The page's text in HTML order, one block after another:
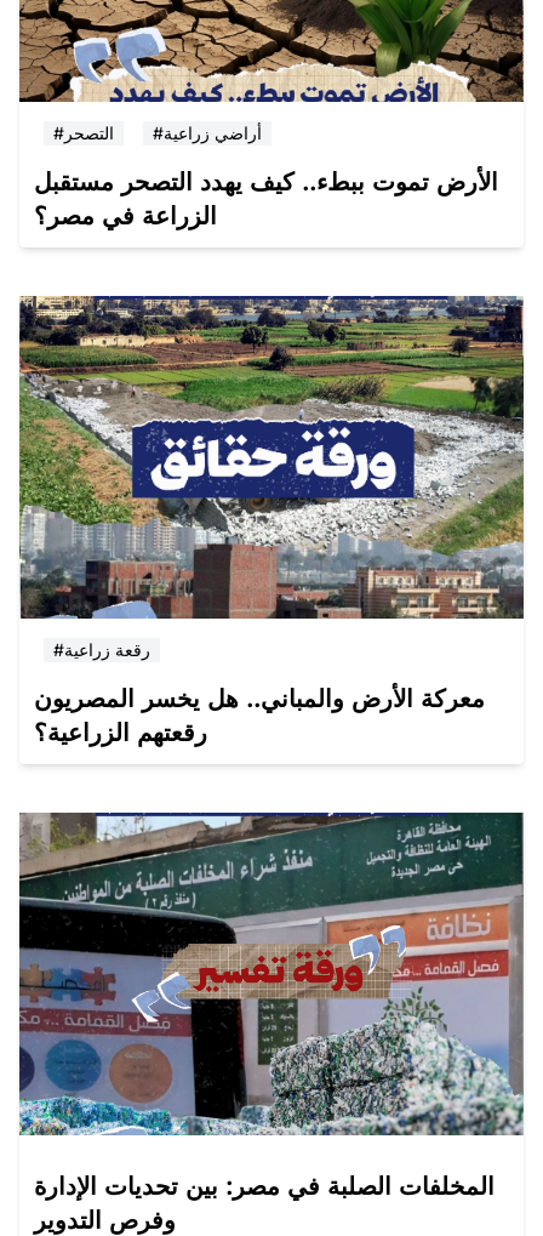
#التصحر #أراضي زراعية
الأرض تموت ببطء.. كيف يهدد التصحر مستقبل
الزراعة في مصر؟
#رقعة زراعية
معركة الأرض والمباني.. هل يخسر المصريون
رقعتهم الزراعية؟
المخلفات الصلبة في مصر: بين تحديات الإدارة
وفرص التدوير